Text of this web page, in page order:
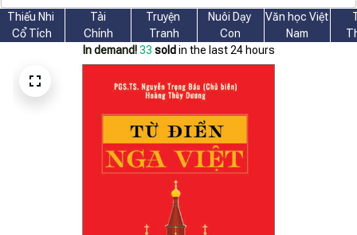
Thiếu Nhi
Cổ Tích
Tài
Chính
Truyện
Tranh
Nuôi Dạy
Con
Văn học Việt
Nam
In demand! 36 sold in the last 24 hours